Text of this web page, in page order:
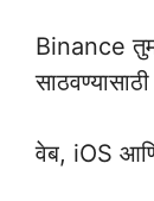
Binance
वेब, iOS